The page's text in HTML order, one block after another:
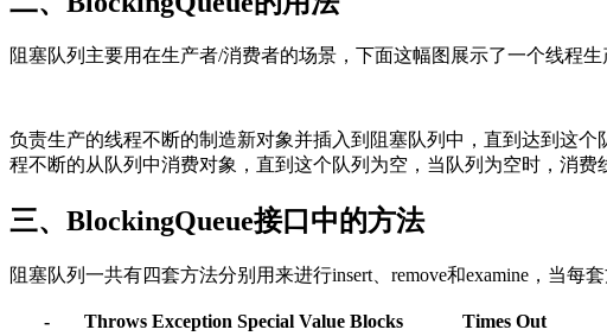
阻塞队列主要用在生产者/消费者的场景，下面这幅图展示了一个线程生
负责生产的线程不断的制造新对象并插入到阻塞队列中，直到达到这
程不断的从队列中消费对象，直到这个队列为空，当队列为空时，消费
三、BlockingQueue接口中的方法
阻塞队列一共有四套方法分别用来进行insert、remove和examine，当
- Throws Exception Special Value Blocks
Times Out